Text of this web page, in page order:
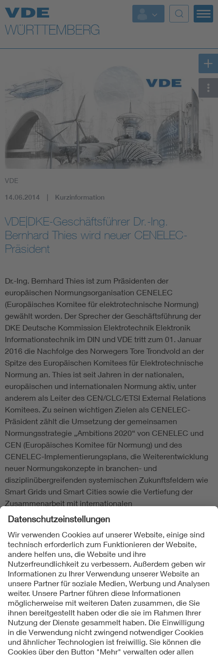
Top Themen
Fokusthemen
Energy
AI & Digital Trust
Health
Mobility
Assisted Living
Energy efficiency
Energy storage
Functional safety
VDE
14.06.2014 Kurzinformation
VDE|DKE-Geschäftsführer Dr.-Ing.
Bernhard Thies wird neuer CENELEC-
Präsident
Dr.-Ing. Bernhard Thies ist zum Präsidenten der
europäischen Normungsorganisation CENELEC
(Europäisches Komitee für elektrotechnische Normung)
gewählt worden. Der Sprecher der Geschäftsführung der
DKE Deutsche Kommission Elektrotechnik Elektronik
Informationstechnik im DIN und VDE tritt zum 01. Januar
2016 die Nachfolge des Norwegers Tore Trondvold an der
Spitze des Europäischen Komitees für Elektrotechnische
Normung an. Thies ist seit Jahren in der nationalen,
europäischen und internationalen Normung aktiv, unter
anderem als Leiter des CEN/CLC/ETSI External Relations
Komitees. Zu seinen wichtigen Zielen als CENELEC-
Präsident zählt die Umsetzung der gemeinsamen
Normungsstrategie „Ambitions 2020“ von CENELEC und
CEN (Europäisches Komitee für Normung) und des
CENELEC-Implementierungsplans, die Weiterentwicklung
neuer Normungskonzepte in branchen- und
disziplinübergreifenden systemischen Zukunftsfeldern wie
Smart Grids und Smart Cities sowie die Vertiefung der
Zusammenarbeit mit internationalen
Normungsorganisationen wie der Internationalen
Elektrotechnischen Kommission (IEC). Bernhard Thies war
acht Jahre als Management-Direktor in der Industrie tätig
bevor er in die Führungsriege der DKE wechselte und hier
seit Mai 2007 als Sprecher der Geschäftsführung wirkt.
Folgen Sie uns